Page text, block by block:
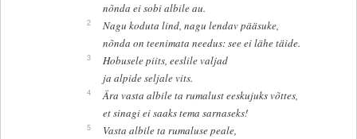
nõnda ei sobi albile au.
2
Nagu koduta lind, nagu lendav pääsuke,
nõnda on teenimata needus: see ei lähe täide.
3
Hobusele piits, eeslile valjad
ja alpide seljale vits.
4
Ära vasta albile ta rumalust eeskujuks võttes,
et sinagi ei saaks tema sarnaseks!
5
Vasta albile ta rumaluse peale,